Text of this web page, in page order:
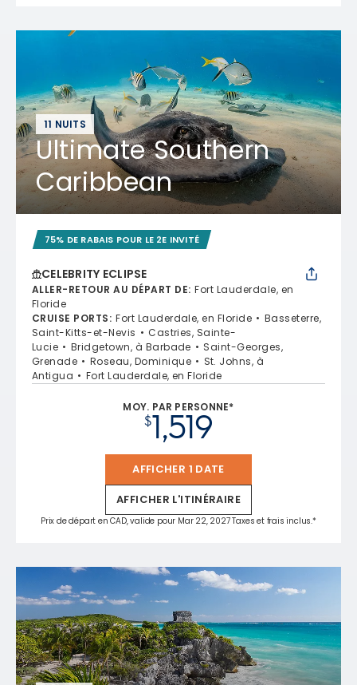
11 NUITS
Ultimate Southern
Caribbean
75% DE RABAIS POUR LE 2E INVITÉ
CELEBRITY ECLIPSE
ALLER-RETOUR AU DÉPART DE: Fort Lauderdale, en
Floride
CRUISE PORTS: Fort Lauderdale, en Floride
Basseterre,
Saint-Kitts-et-Nevis
Castries, Sainte-
Lucie
Bridgetown, à Barbade
Saint-Georges,
Grenade
Roseau, Dominique
St. Johns, à
Antigua
Fort Lauderdale, en Floride
MOY. PAR PERSONNE*
$1,519
AFFICHER 1 DATE
AFFICHER L'ITINÉRAIRE
Prix de départ en CAD, valide pour Mar 22, 2027 Taxes et frais inclus.*